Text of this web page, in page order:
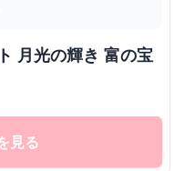
月光の輝き 富の宝
見る